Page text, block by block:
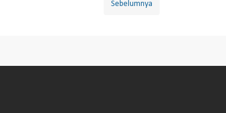
Sebelumnya